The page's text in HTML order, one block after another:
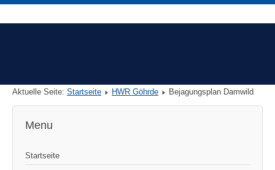
Aktuelle Seite: Startseite HWR Göhrde Bejagungsplan Damwild
Menu
Startseite